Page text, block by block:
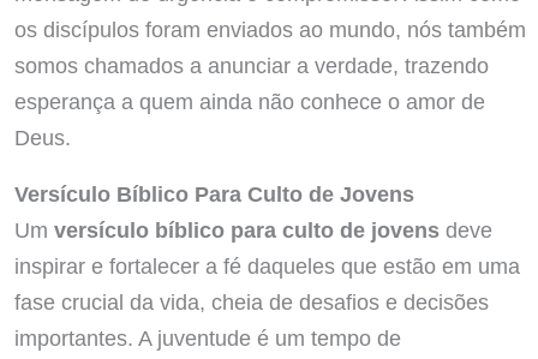
os discípulos foram enviados ao mundo, nós também
somos chamados a anunciar a verdade, trazendo
esperança a quem ainda não conhece o amor de
Deus.
Versículo Bíblico Para Culto de Jovens
Um versículo bíblico para culto de jovensdeve
inspirar e fortalecer a fé daqueles que estão em uma
fase crucial da vida, cheia de desafios e decisões
importantes. A juventude é um tempo de